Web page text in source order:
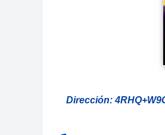
Dirección: